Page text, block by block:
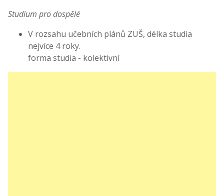
Studium pro dospělé
V rozsahu učebních plánů ZUŠ, délka studia
nejvíce 4 roky.
forma studia - kolektivní